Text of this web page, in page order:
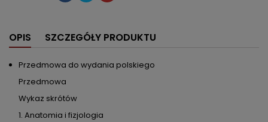
OPIS SZCZEGÓŁY PRODUKTU
Przedmowa do wydania polskiego
Przedmowa
Wykaz skrótów
1. Anatomia i fizjologia